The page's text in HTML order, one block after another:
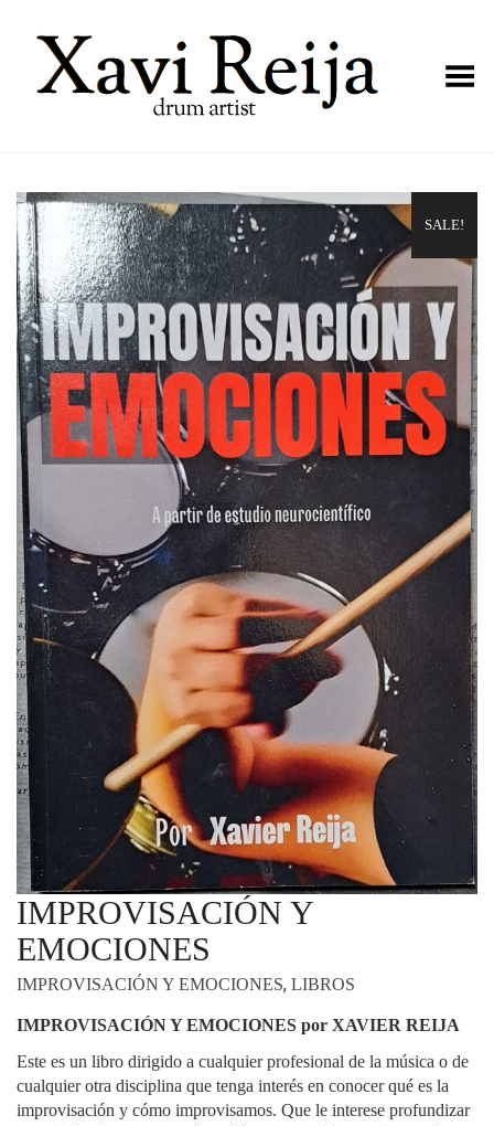
Toggle Menu
SALE!
IMPROVISACIÓN Y
EMOCIONES
IMPROVISACIÓN Y EMOCIONES, LIBROS
IMPROVISACIÓN Y EMOCIONES por XAVIER REIJA
Este es un libro dirigido a cualquier profesional de la música o de
cualquier otra disciplina que tenga interés en conocer qué es la
improvisación y cómo improvisamos. Que le interese profundizar